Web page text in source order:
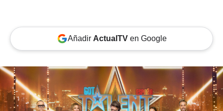
Añadir ActualTVen Google